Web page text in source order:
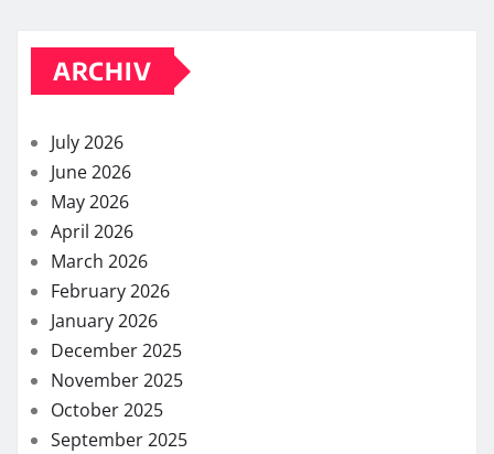
ARCHIV
July 2026
June 2026
May 2026
April 2026
March 2026
February 2026
January 2026
December 2025
November 2025
October 2025
September 2025